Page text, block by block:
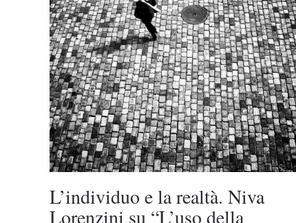
L’individuo e la realtà. Niva
Lorenzini su “L’uso della